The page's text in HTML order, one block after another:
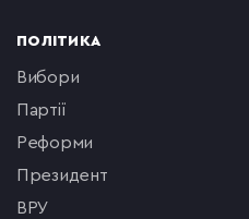
ПОЛІТИКА
вибори
партії
реформи
президент
ВРУ